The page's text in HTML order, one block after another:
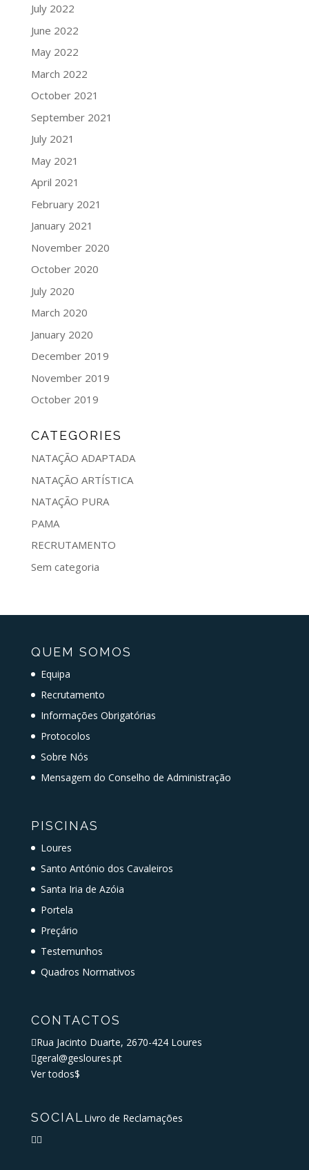
July 2022
June 2022
May 2022
March 2022
October 2021
September 2021
July 2021
May 2021
April 2021
February 2021
January 2021
November 2020
October 2020
July 2020
March 2020
January 2020
December 2019
November 2019
October 2019
CATEGORIES
NATAÇÃO ADAPTADA
NATAÇÃO ARTÍSTICA
NATAÇÃO PURA
PAMA
RECRUTAMENTO
Sem categoria
QUEM SOMOS
Equipa
Recrutamento
Informações Obrigatórias
Protocolos
Sobre Nós
Mensagem do Conselho de Administração
PISCINAS
Loures
Santo António dos Cavaleiros
Santa Iria de Azóia
Portela
Preçário
Testemunhos
Quadros Normativos
CONTACTOS
Rua Jacinto Duarte, 2670-424 Loures
geral@gesloures.pt
Ver todos$
SOCIAL

Livro de Reclamações